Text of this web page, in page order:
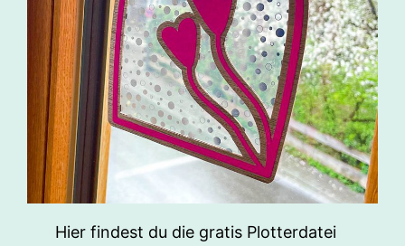
Hier findest du die gratis Plotterdatei